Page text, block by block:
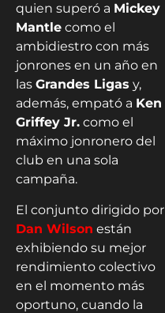
quien superó a Mickey
Mantle como el
ambidiestro con más
jonrones en un año en
las Grandes Ligas y,
además, empató a Ken
Griffey Jr. como el
máximo jonronero del
club en una sola
campaña.
El conjunto dirigido por
Dan Wilson están
exhibiendo su mejor
rendimiento colectivo
en el momento más
oportuno, cuando la